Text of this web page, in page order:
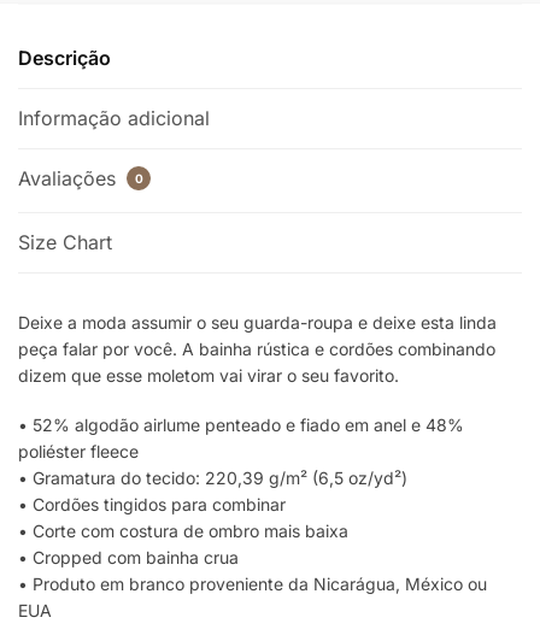
Descrição
Informação adicional
Avaliações 0
Size Chart
Deixe a moda assumir o seu guarda-roupa e deixe esta linda
peça falar por você. A bainha rústica e cordões combinando
dizem que esse moletom vai virar o seu favorito.
• 52% algodão airlume penteado e fiado em anel e 48%
poliéster fleece
• Gramatura do tecido: 220,39 g/m² (6,5 oz/yd²)
• Cordões tingidos para combinar
• Corte com costura de ombro mais baixa
• Cropped com bainha crua
• Produto em branco proveniente da Nicarágua, México ou
EUA